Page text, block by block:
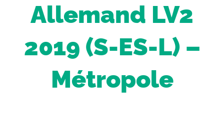
Allemand LV2
2019 (S-ES-L) –
Métropole